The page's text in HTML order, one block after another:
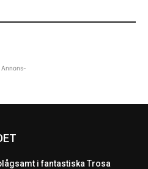
i fantastiska Trosa